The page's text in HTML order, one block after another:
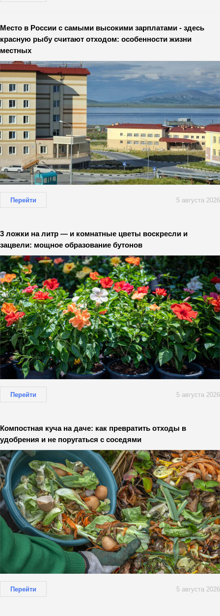
Место в России с самыми высокими зарплатами - здесь
красную рыбу считают отходом: особенности жизни
местных
Перейти 5 августа 2026
3 ложки на литр — и комнатные цветы воскресли и
зацвели: мощное образование бутонов
Перейти 5 августа 2026
Компостная куча на даче: как превратить отходы в
удобрения и не поругаться с соседями
Перейти 5 августа 2026